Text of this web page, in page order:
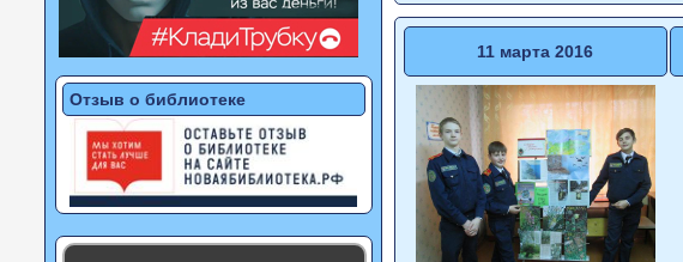
Отзыв о библиотеке
11 марта 2016